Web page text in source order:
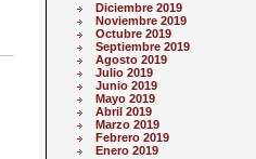
Diciembre 2019
Noviembre 2019
Octubre 2019
Septiembre 2019
Agosto 2019
Julio 2019
Junio 2019
Mayo 2019
Abril 2019
Marzo 2019
Febrero 2019
Enero 2019